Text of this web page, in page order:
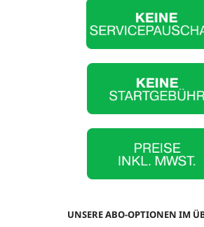
UNSERE ABO-OPTIONEN IM